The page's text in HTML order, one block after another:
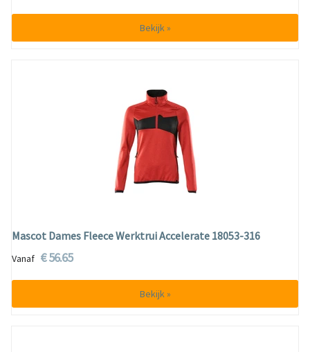
Bekijk »
Mascot Dames Fleece Werktrui Accelerate 18053-316
Vanaf € 56.65
Bekijk »